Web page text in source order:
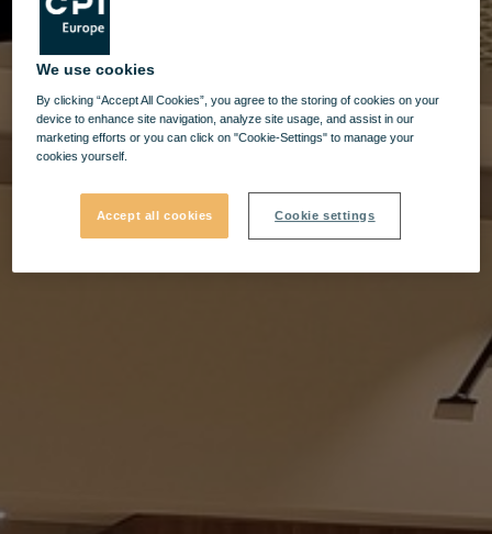
We use cookies
By clicking “Accept All Cookies”, you agree to the storing of cookies on your
device to enhance site navigation, analyze site usage, and assist in our
marketing efforts or you can click on "Cookie-Settings" to manage your
cookies yourself.
Accept all cookies Cookie settings